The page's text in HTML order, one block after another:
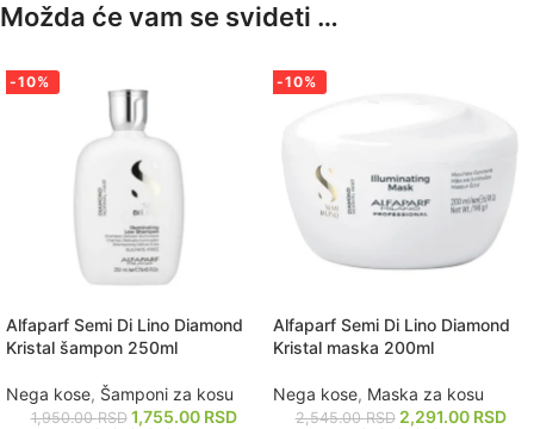
Možda će vam se svideti …
-10%
Alfaparf Semi Di Lino Diamond
Kristal šampon 250ml
Nega kose, Šamponi za kosu
1,950.00RSD 1,755.00 RSD
-10%
Alfaparf Semi Di Lino Diamond
Kristal maska 200ml
Nega kose, Maska za kosu
2,545.00RSD 2,291.00 RSD